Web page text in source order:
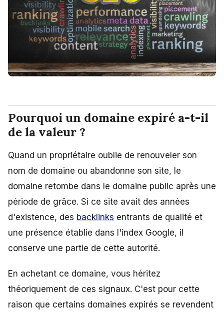
Pourquoi un domaine expiré a-t-il
de la valeur ?
Quand un propriétaire oublie de renouveler son
nom de domaine ou abandonne son site, le
domaine retombe dans le domaine public après une
période de grâce. Si ce site avait des années
d'existence, des backlinks entrants de qualité et
une présence établie dans l'index Google, il
conserve une partie de cette autorité.
En achetant ce domaine, vous héritez
théoriquement de ces signaux. C'est pour cette
raison que certains domaines expirés se revendent